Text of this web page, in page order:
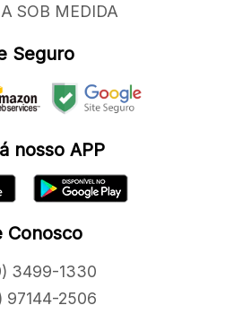
SOB MEDIDA
Seguro
nosso APP
Conosco
3499-1330
97144-2506